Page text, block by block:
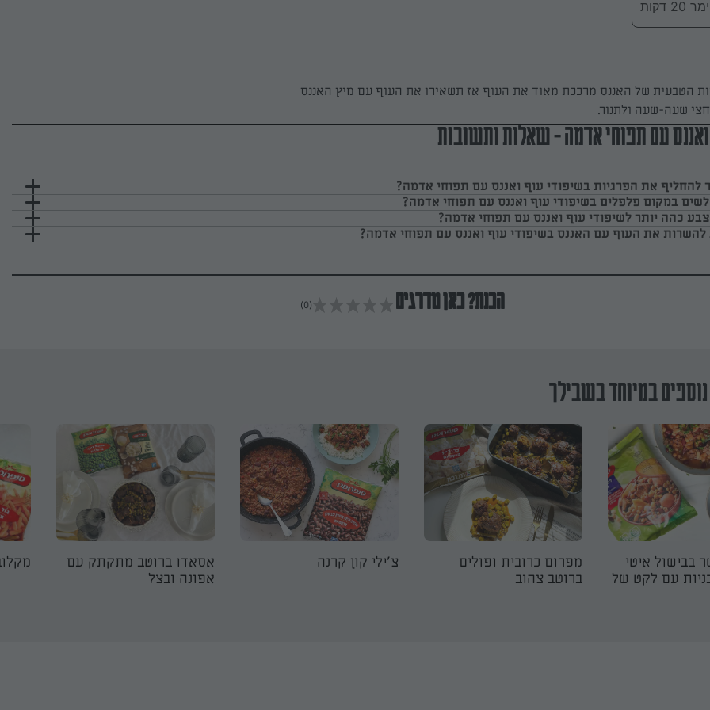
דקות
הטבעית של האננס מרככת מאוד את העוף אז תשאירו את העוף עם מיץ האננס
שעה-שעה ולתנור.
עם תפוחי אדמה - שאלות ותשובות
את הפרגיות בשיפודי עוף ואננס עם תפוחי אדמה?
במקום פלפלים בשיפודי עוף ואננס עם תפוחי אדמה?
כהה יותר לשיפודי עוף ואננס עם תפוחי אדמה?
את העוף עם האננס בשיפודי עוף ואננס עם תפוחי אדמה?
הכנת? כאן מדרגים (0)
במיוחד בשבילך
בבישול איטי
עם לקט של
מפרום כרובית ופולים
ברוטב צהוב
צ׳ילי קון קרנה
אסאדו ברוטב מתקתק עם
אפונה ובצל